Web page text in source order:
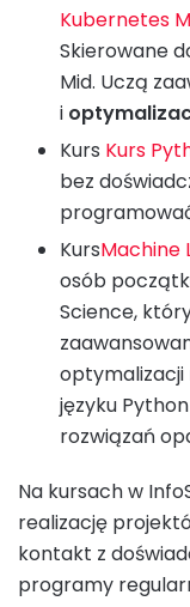
Kubernetes
Skierowane
Mid. Uczą
i
Kurs Kurs
bez
KursMachine
osób
Science,
optymalizacji
języku
rozwiązań
Na kursach w
realizację
kontakt z
programy